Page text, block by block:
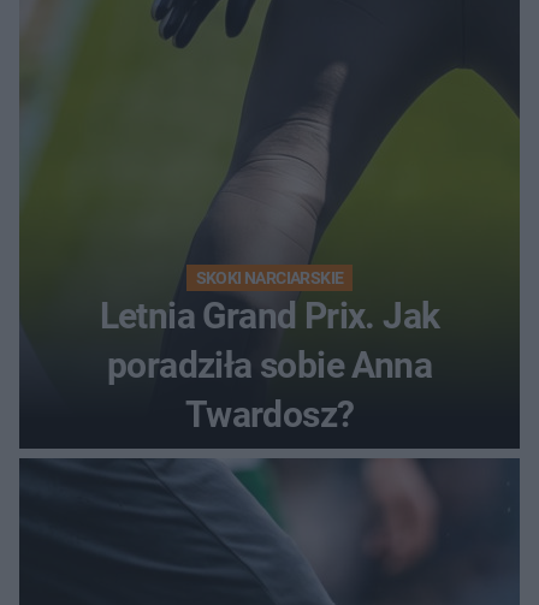
SKOKI NARCIARSKIE
Letnia Grand Prix. Jak
poradziła sobie Anna
Twardosz?